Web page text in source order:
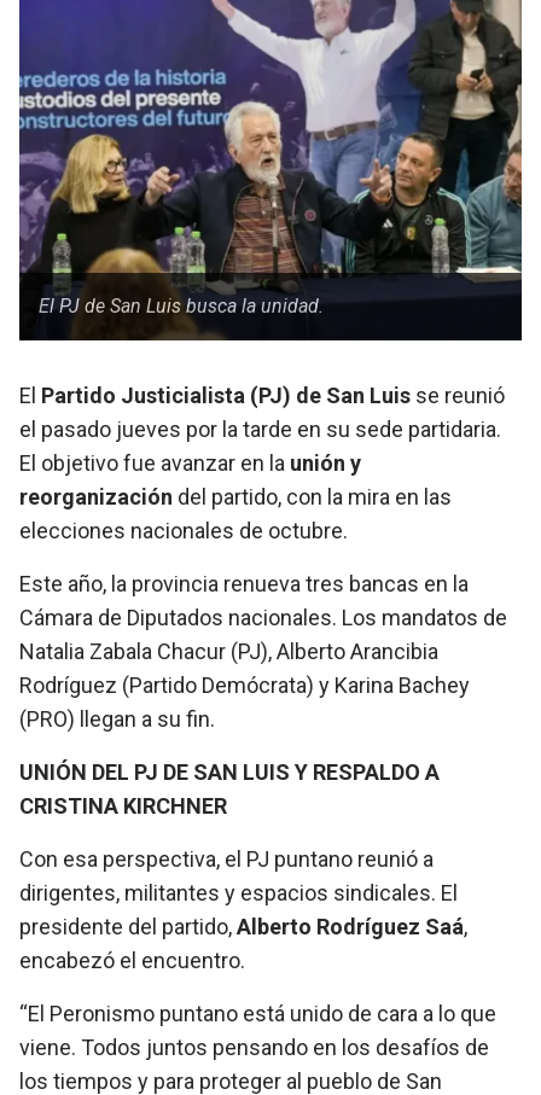
El PJ de San Luis busca la unidad.
El Partido Justicialista (PJ) de San Luis se reunió
el pasado jueves por la tarde en su sede partidaria.
El objetivo fue avanzar en la unión y
reorganización del partido, con la mira en las
elecciones nacionales de octubre.
Este año, la provincia renueva tres bancas en la
Cámara de Diputados nacionales. Los mandatos de
Natalia Zabala Chacur (PJ), Alberto Arancibia
Rodríguez (Partido Demócrata) y Karina Bachey
(PRO) llegan a su fin.
UNIÓN DEL PJ DE SAN LUIS Y RESPALDO A
CRISTINA KIRCHNER
Con esa perspectiva, el PJ puntano reunió a
dirigentes, militantes y espacios sindicales. El
presidente del partido,Alberto Rodríguez Saá,
encabezó el encuentro.
“El Peronismo puntano está unido de cara a lo que
viene. Todos juntos pensando en los desafíos de
los tiempos y para proteger al pueblo de San